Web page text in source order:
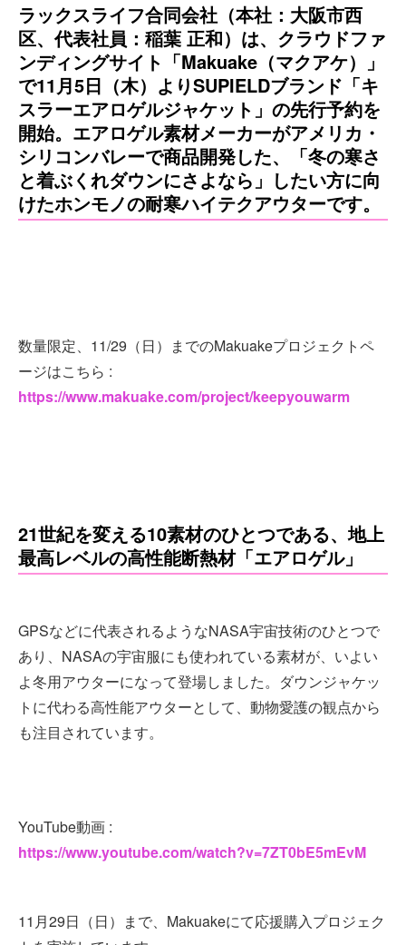
ラックスライフ合同会社（本社：大阪市西
区、代表社員：稲葉 正和）は、クラウドファ
ンディングサイト「Makuake（マクアケ）」
で11月5日（木）よりSUPIELDブランド「キ
スラーエアロゲルジャケット」の先行予約を
開始。エアロゲル素材メーカーがアメリカ・
シリコンバレーで商品開発した、「冬の寒さ
と着ぶくれダウンにさよなら」したい方に向
けたホンモノの耐寒ハイテクアウターです。
数量限定、11/29（日）までのMakuakeプロジェクトペ
ージはこちら :
https://www.makuake.com/project/keepyouwarm
21世紀を変える10素材のひとつである、地上
最高レベルの高性能断熱材「エアロゲル」
GPSなどに代表されるようなNASA宇宙技術のひとつで
あり、NASAの宇宙服にも使われている素材が、いよい
よ冬用アウターになって登場しました。ダウンジャケッ
トに代わる高性能アウターとして、動物愛護の観点から
も注目されています。
YouTube動画 :
https://www.youtube.com/watch?v=7ZT0bE5mEvM
11月29日（日）まで、Makuakeにて応援購入プロジェク